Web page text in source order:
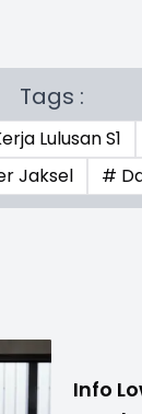
Tags :
Lulusan S1
Jaksel #
Info